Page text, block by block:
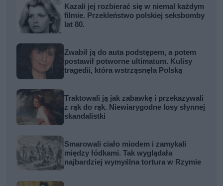
Kazali jej rozbierać się w niemal każdym
filmie. Przekleństwo polskiej seksbomby
lat 80.
Zwabił ją do auta podstępem, a potem
postawił potworne ultimatum. Kulisy
tragedii, która wstrząsnęła Polską
Traktowali ją jak zabawkę i przekazywali
z rąk do rąk. Niewiarygodne losy słynnej
skandalistki
Smarowali ciało miodem i zamykali
między łódkami. Tak wyglądała
najbardziej wymyślna tortura w Rzymie